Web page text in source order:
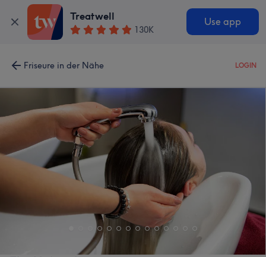
Treatwell
130K
Use app
Friseure in der Nähe LOGIN